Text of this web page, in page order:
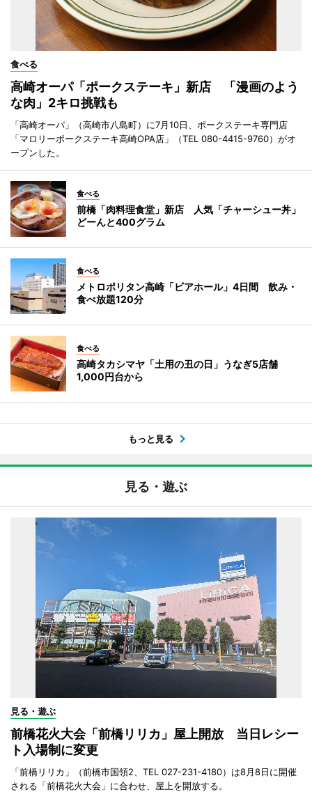
食べる
高崎オーパ「ポークステーキ」新店 「漫画のよう
な肉」2キロ挑戦も
「高崎オーパ」（高崎市八島町）に7月10日、ポークステーキ専門店
「マロリーポークステーキ高崎OPA店」（TEL 080-4415-9760）がオ
ープンした。
食べる
前橋「肉料理食堂」新店 人気「チャーシュー丼」
どーんと400グラム
食べる
メトロポリタン高崎「ビアホール」4日間 飲み・
食べ放題120分
食べる
高崎タカシマヤ「土用の丑の日」うなぎ5店舗
1,000円台から
もっと見る
見る・遊ぶ
見る・遊ぶ
前橋花火大会「前橋リリカ」屋上開放 当日レシー
ト入場制に変更
「前橋リリカ」（前橋市国領2、TEL 027-231-4180）は8月8日に開催
される「前橋花火大会」に合わせ、屋上を開放する。